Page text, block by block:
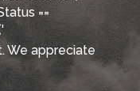
==
We appreciate